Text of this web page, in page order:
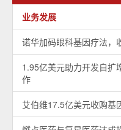
业务发展
诺华加码眼科基因疗法，
1.95亿美元助力开发自扩
作
艾伯维17.5亿美元收购基